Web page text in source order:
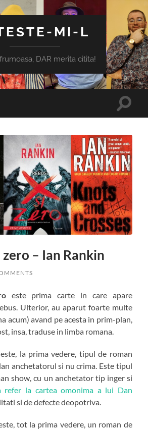
MI-L
DAR merita citita!
Toggle
zero – Ian Rankin
este prima carte in care apare
Ulterior, au aparut foarte multe
acum) avand pe acesta in prim-plan,
insa, traduse in limba romana.
este, la prima vedere, tipul de roman
anchetatorul si nu crima. Este tipul
show, cu un anchetator tip inger si
refer la cartea omonima a lui Dan
si de defecte deopotriva.
tot la prima vedere, un roman de